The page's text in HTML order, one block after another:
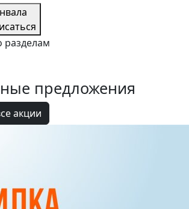
разделам
предложения
акции